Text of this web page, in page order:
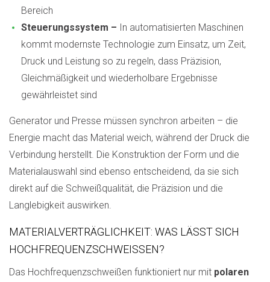
Bereich
Steuerungssystem – In automatisierten Maschinen
kommt modernste Technologie zum Einsatz, um Zeit,
Druck und Leistung so zu regeln, dass Präzision,
Gleichmäßigkeit und wiederholbare Ergebnisse
gewährleistet sind
Generator und Presse müssen synchron arbeiten – die
Energie macht das Material weich, während der Druck die
Verbindung herstellt. Die Konstruktion der Form und die
Materialauswahl sind ebenso entscheidend, da sie sich
direkt auf die Schweißqualität, die Präzision und die
Langlebigkeit auswirken.
MATERIALVERTRÄGLICHKEIT: WAS LÄSST SICH
HOCHFREQUENZSCHWEISSEN?
Das Hochfrequenzschweißen funktioniert nur mit polaren